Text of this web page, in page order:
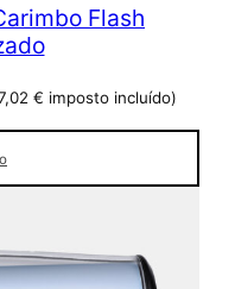
Flash
€ imposto incluído)